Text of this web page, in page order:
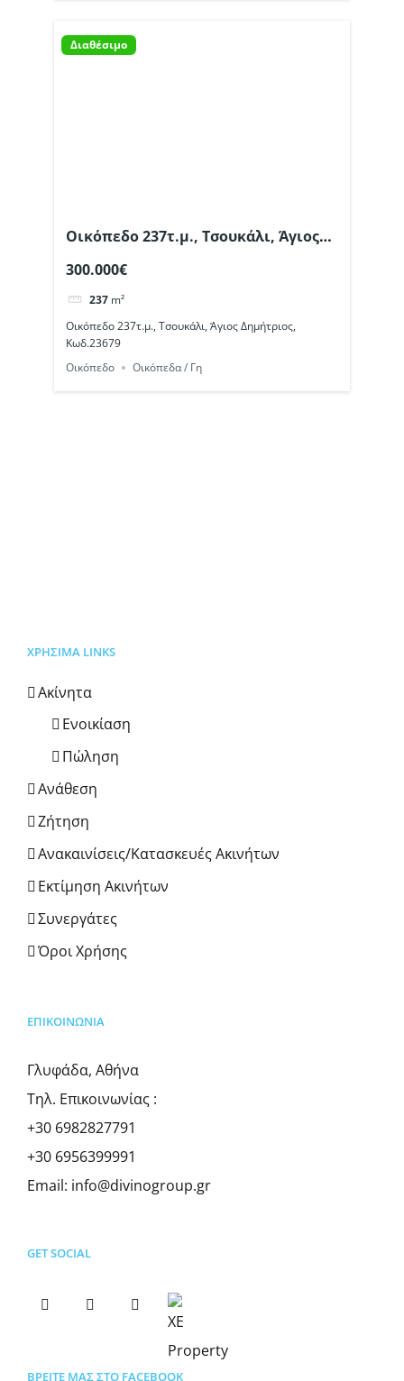
Διαθέσιμο
Οικόπεδο 237τ.μ., Τσουκάλι, Άγιος
300.000€
237 m²
Οικόπεδο 237τ.μ., Τσουκάλι, Άγιος Δημήτριος,
Κωδ.23679
Οικόπεδο
Οικόπεδα / Γη
ΧΡΗΣΙΜΑ LINKS
Ακίνητα
Ενοικίαση
Πώληση
Ανάθεση
Ζήτηση
Ανακαινίσεις/Κατασκευές Ακινήτων
Εκτίμηση Ακινήτων
Συνεργάτες
Όροι Χρήσης
ΕΠΙΚΟΙΝΩΝΊΑ
Γλυφάδα, Αθήνα
Τηλ. Επικοινωνίας :
+30 6982827791
+30 6956399991
Email: info@divinogroup.gr
GET SOCIAL
ΒΡΕΊΤΕ ΜΑΣ ΣΤΟ FACEBOOK